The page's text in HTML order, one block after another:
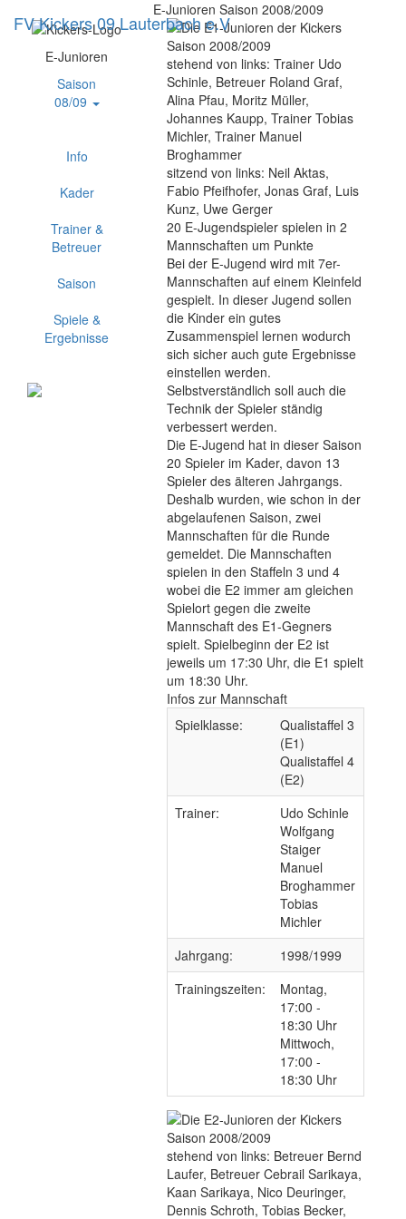
FV Kickers 09 Lauterbach e.V
E-Junioren
Saison
08/09
Info
Kader
Trainer &
Betreuer
Saison
Spiele &
Ergebnisse
E-Junioren Saison 2008/2009
stehend von links: Trainer Udo
Schinle, Betreuer Roland Graf,
Alina Pfau, Moritz Müller,
Johannes Kaupp, Trainer Tobias
Michler, Trainer Manuel
Broghammer
sitzend von links: Neil Aktas,
Fabio Pfeifhofer, Jonas Graf, Luis
Kunz, Uwe Gerger
20 E-Jugendspieler spielen in 2
Mannschaften um Punkte
Bei der E-Jugend wird mit 7er-
Mannschaften auf einem Kleinfeld
gespielt. In dieser Jugend sollen
die Kinder ein gutes
Zusammenspiel lernen wodurch
sich sicher auch gute Ergebnisse
einstellen werden.
Selbstverständlich soll auch die
Technik der Spieler ständig
verbessert werden.
Die E-Jugend hat in dieser Saison
20 Spieler im Kader, davon 13
Spieler des älteren Jahrgangs.
Deshalb wurden, wie schon in der
abgelaufenen Saison, zwei
Mannschaften für die Runde
gemeldet. Die Mannschaften
spielen in den Staffeln 3 und 4
wobei die E2 immer am gleichen
Spielort gegen die zweite
Mannschaft des E1-Gegners
spielt. Spielbeginn der E2 ist
jeweils um 17:30 Uhr, die E1 spielt
um 18:30 Uhr.
Infos zur Mannschaft
Spielklasse:
Qualistaffel 3
(E1)
Qualistaffel 4
(E2)
Trainer:
Udo Schinle
Wolfgang
Staiger
Manuel
Broghammer
Tobias
Michler
Jahrgang:
1998/1999
Trainingszeiten:
Montag,
17:00 -
18:30 Uhr
Mittwoch,
17:00 -
18:30 Uhr
stehend von links: Betreuer Bernd
Laufer, Betreuer Cebrail Sarikaya,
Kaan Sarikaya, Nico Deuringer,
Dennis Schroth, Tobias Becker,